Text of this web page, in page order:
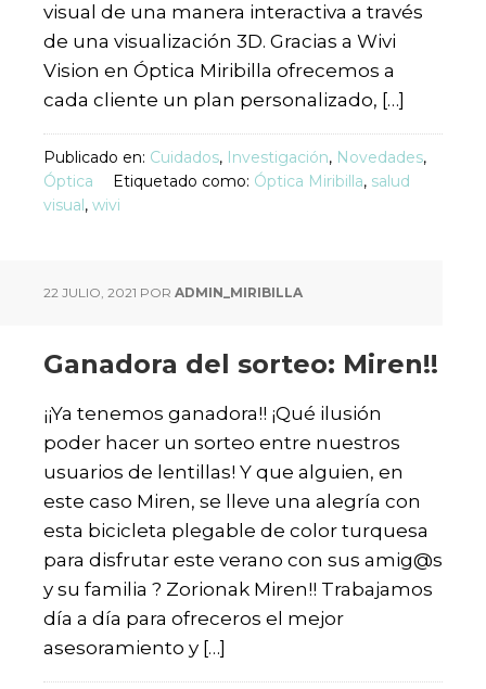
visual de una manera interactiva a través
de una visualización 3D. Gracias a Wivi
Vision en Óptica Miribilla ofrecemos a
cada cliente un plan personalizado, […]
Publicado en: Cuidados, Investigación, Novedades,
Óptica
Etiquetado como: Óptica Miribilla, salud
visual, wivi
22 JULIO, 2021 POR ADMIN_MIRIBILLA
Ganadora del sorteo: Miren!!
¡¡Ya tenemos ganadora!! ¡Qué ilusión
poder hacer un sorteo entre nuestros
usuarios de lentillas! Y que alguien, en
este caso Miren, se lleve una alegría con
esta bicicleta plegable de color turquesa
para disfrutar este verano con sus amig@s
y su familia ? Zorionak Miren!! Trabajamos
día a día para ofreceros el mejor
asesoramiento y […]